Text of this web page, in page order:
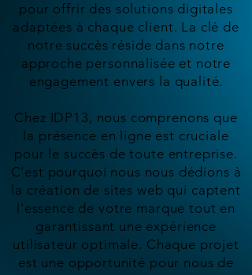
pour offrir des solutions digitales
adaptées à chaque client. La clé de
notre succès réside dans notre
approche personnalisée et notre
engagement envers la qualité.
Chez IDP13, nous comprenons que
la présence en ligne est cruciale
pour le succès de toute entreprise.
C'est pourquoi nous nous dédions à
la création de sites web qui captent
l'essence de votre marque tout en
garantissant une expérience
utilisateur optimale. Chaque projet
est une opportunité pour nous de